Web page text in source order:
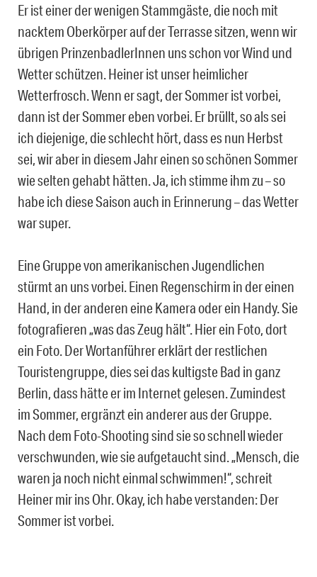
Er ist einer der wenigen Stammgäste, die noch mit
nacktem Oberkörper auf der Terrasse sitzen, wenn wir
übrigen PrinzenbadlerInnen uns schon vor Wind und
Wetter schützen. Heiner ist unser heimlicher
Wetterfrosch. Wenn er sagt, der Sommer ist vorbei,
dann ist der Sommer eben vorbei. Er brüllt, so als sei
ich diejenige, die schlecht hört, dass es nun Herbst
sei, wir aber in diesem Jahr einen so schönen Sommer
wie selten gehabt hätten. Ja, ich stimme ihm zu – so
habe ich diese Saison auch in Erinnerung – das Wetter
war super.
Eine Gruppe von amerikanischen Jugendlichen
stürmt an uns vorbei. Einen Regenschirm in der einen
Hand, in der anderen eine Kamera oder ein Handy. Sie
fotografieren „was das Zeug hält“. Hier ein Foto, dort
ein Foto. Der Wortanführer erklärt der restlichen
Touristengruppe, dies sei das kultigste Bad in ganz
Berlin, dass hätte er im Internet gelesen. Zumindest
im Sommer, ergränzt ein anderer aus der Gruppe.
Nach dem Foto-Shooting sind sie so schnell wieder
verschwunden, wie sie aufgetaucht sind. „Mensch, die
waren ja noch nicht einmal schwimmen!“, schreit
Heiner mir ins Ohr. Okay, ich habe verstanden: Der
Sommer ist vorbei.